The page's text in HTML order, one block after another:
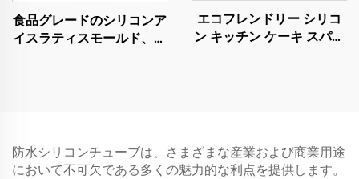
食品グレードのシリコンア
イスラティスモールド、フ
エコフレンドリー シリコ
ン キッチン ケーキ スパチ
防水シリコンチューブは、さまざまな産業および商業用途
において不可欠である多くの魅力的な利点を提供します。